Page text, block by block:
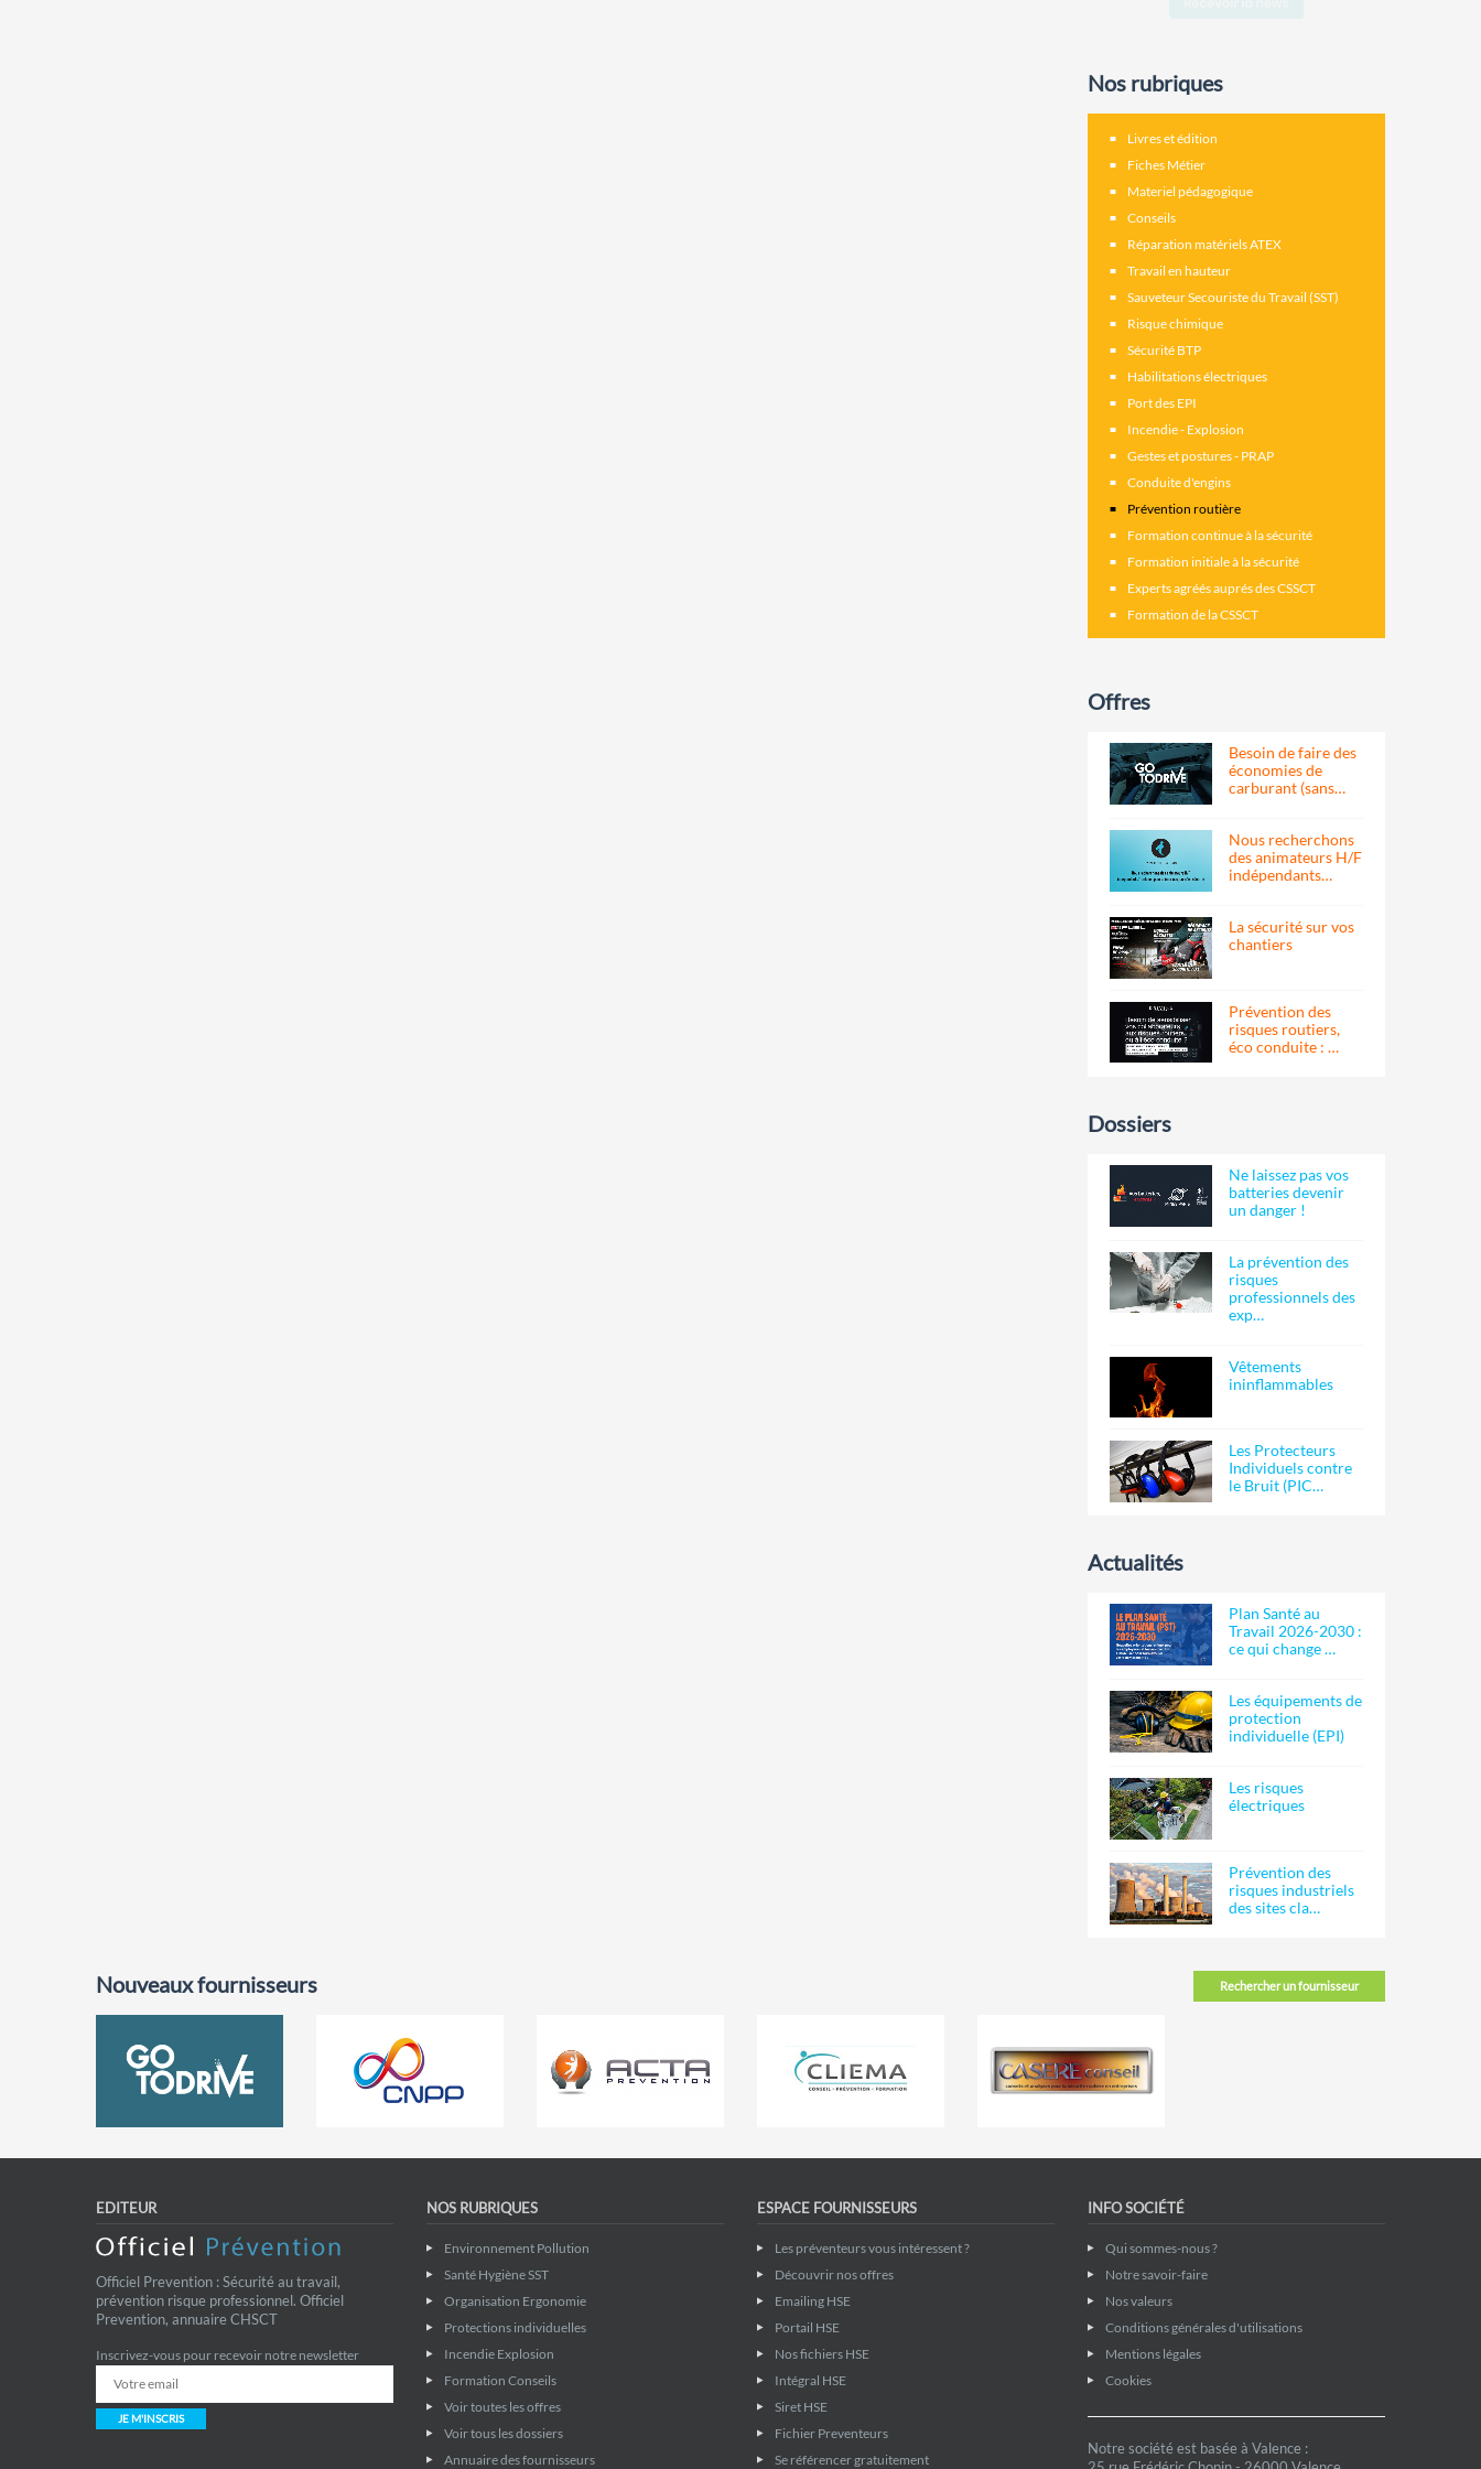
Nos rubriques
Livres et édition
Fiches Métier
Materiel pédagogique
Conseils
Réparation matériels ATEX
Travail en hauteur
Sauveteur Secouriste du Travail (SST)
Risque chimique
Sécurité BTP
Habilitations électriques
Port des EPI
Incendie - Explosion
Gestes et postures - PRAP
Conduite d'engins
Prévention routière
Formation continue à la sécurité
Formation initiale à la sécurité
Experts agréés auprés des CSSCT
Formation de la CSSCT
Offres
Besoin de faire des
économies de
carburant (sans…
Nous recherchons
des animateurs H/F
indépendants…
La sécurité sur vos
chantiers
Prévention des
risques routiers,
éco conduite : …
Dossiers
Ne laissez pas vos
batteries devenir
un danger !
La prévention des
risques
professionnels des
exp…
Vêtements
ininflammables
Les Protecteurs
Individuels contre
le Bruit (PIC…
Actualités
Plan Santé au
Travail 2026-2030 :
ce qui change …
Les équipements de
protection
individuelle (EPI)
Les risques
électriques
Prévention des
risques industriels
des sites cla…
Rechercher un fournisseur
Nouveaux fournisseurs
EDITEUR
Officiel Prevention : Sécurité au travail,
prévention risque professionnel. Officiel
Prevention, annuaire CHSCT
Inscrivez-vous pour recevoir notre newsletter
JE M'INSCRIS
NOS RUBRIQUES
Environnement Pollution
Santé Hygiène SST
Organisation Ergonomie
Protections individuelles
Incendie Explosion
Formation Conseils
Voir toutes les offres
Voir tous les dossiers
Annuaire des fournisseurs
ESPACE FOURNISSEURS
Les préventeurs vous intéressent ?
Découvrir nos offres
Emailing HSE
Portail HSE
Nos fichiers HSE
Intégral HSE
Siret HSE
Fichier Preventeurs
Se référencer gratuitement
INFO SOCIÉTÉ
Qui sommes-nous ?
Notre savoir-faire
Nos valeurs
Conditions générales d'utilisations
Mentions légales
Cookies
Notre société est basée à Valence :